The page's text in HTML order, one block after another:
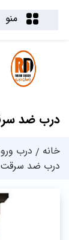
منو
درب ضد
خانه درب
درب ضد سرقت